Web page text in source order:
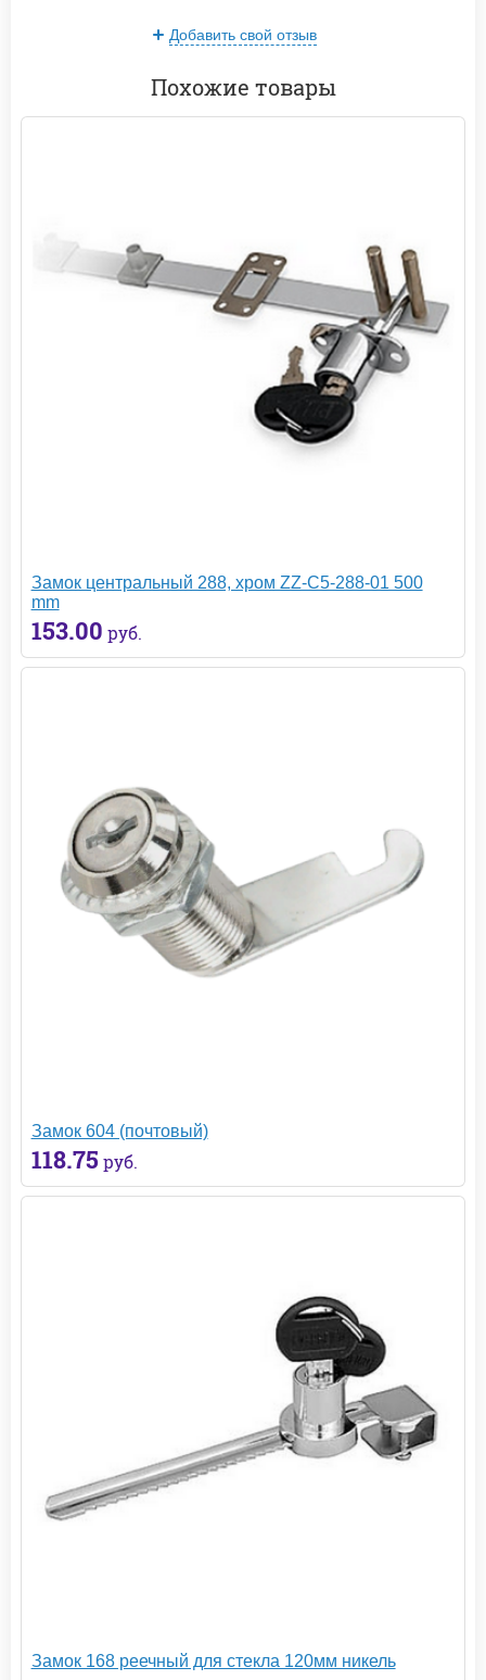
Добавить свой отзыв
Похожие товары
Замок центральный 288, хром ZZ-C5-288-01 500
mm
153.00 руб.
Замок 604 (почтовый)
118.75 руб.
Замок 168 реечный для стекла 120мм никель